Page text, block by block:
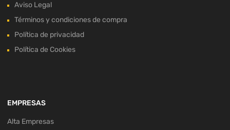
Aviso Legal
Términos y condiciones de compra
Política de privacidad
Política de Cookies
EMPRESAS
Alta Empresas